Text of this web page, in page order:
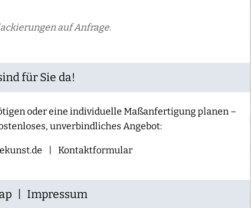
auf Anfrage.
für Sie da!
oder eine individuelle Maßanfertigung planen –
unverbindliches Angebot:
| Kontaktformular
| Impressum